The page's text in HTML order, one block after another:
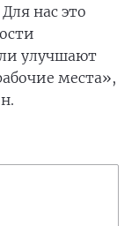
нас это
улучшают
места»,